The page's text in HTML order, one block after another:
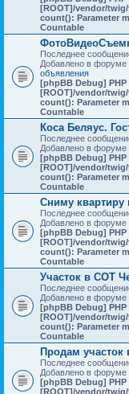
[ROOT]/vendor/
count(): Parameter
Countable
Последнее
Добавлено в форуме
объявления
[phpBB Debug] PHP
[ROOT]/vendor/
count(): Parameter
Countable
Коса Беляус.
Последнее
Добавлено в форуме
[phpBB Debug] PHP
[ROOT]/vendor/
count(): Parameter
Countable
Сниму квартиру
Последнее
Добавлено в форуме
[phpBB Debug] PHP
[ROOT]/vendor/
count(): Parameter
Countable
Участок в СОТ
Последнее
Добавлено в форуме
[phpBB Debug] PHP
[ROOT]/vendor/
count(): Parameter
Countable
Продам участок
Последнее
Добавлено в форуме
[phpBB Debug] PHP
[ROOT]/vendor/